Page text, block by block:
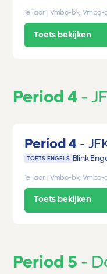
1e jaar Vmbo-bk,
Toets bekijken
Period 4
Period 4
TOETS ENGELS Blink
1e jaar Vmbo-bk,
Toets bekijken
Period 5